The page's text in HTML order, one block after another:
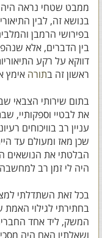
ממבט שטחי נראה
בנושא זה, לבין
בפירושי הרמבן
בין הדברים, אלא
דווקא על רקע
ראשון זה בתורה אימץ
בתום שירותי הצבאי
את לבטיי וספקותיי,
עניין רב בוויכוחים
שכן מאז ומעולם עד
הבלטתי את הנושאים
היה לי זמן רב
בכל זאת השתדלתי
בחתירתי לגילוי
המשק, ליד אחד
ושאלתיו האם היה